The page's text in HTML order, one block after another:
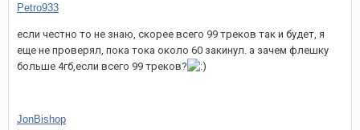
Petro933
если честно то не знаю, скорее всего 99 треков так и будет, я
еще не проверял, пока тока около 60 закинул. а зачем флешку
больше 4гб,если всего 99 треков?
JonBishop